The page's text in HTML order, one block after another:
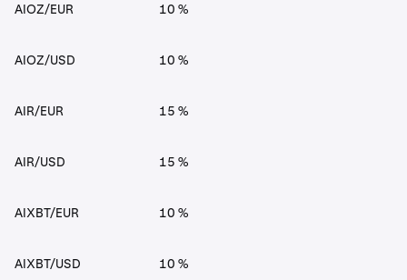
AIOZ/EUR 10 %
AIOZ/USD 10 %
AIR/EUR 15 %
AIR/USD 15 %
AIXBT/EUR 10 %
AIXBT/USD 10 %